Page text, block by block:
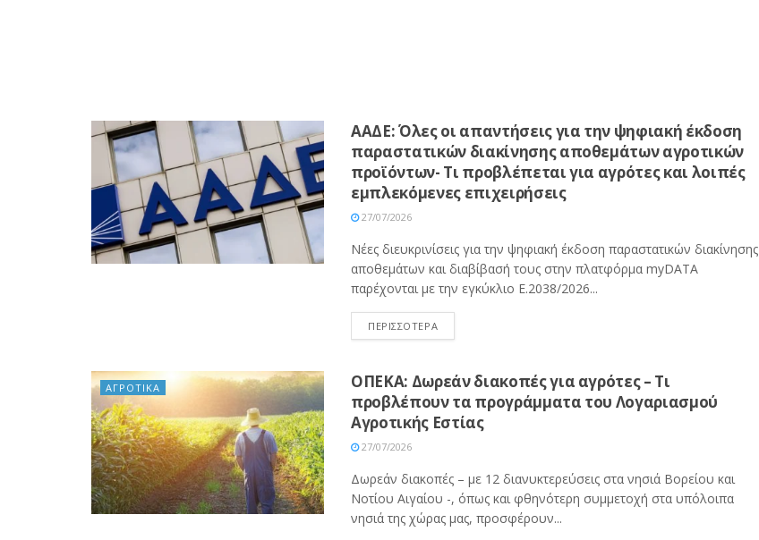
ΑΑΔΕ: Όλες οι απαντήσεις για την ψηφιακή έκδοση
παραστατικών διακίνησης αποθεμάτων αγροτικών
προϊόντων- Τι προβλέπεται για αγρότες και λοιπές
εμπλεκόμενες επιχειρήσεις
27/07/2026
Νέες διευκρινίσεις για την ψηφιακή έκδοση παραστατικών διακίνησης
αποθεμάτων και διαβίβασή τους στην πλατφόρμα myDATA
παρέχονται με την εγκύκλιο Ε.2038/2026...
ΠΕΡΙΣΣΟΤΕΡΑ
ΑΓΡΟΤΙΚΑ
ΟΠΕΚΑ: Δωρεάν διακοπές για αγρότες – Τι
προβλέπουν τα προγράμματα του Λογαριασμού
Αγροτικής Εστίας
27/07/2026
Δωρεάν διακοπές – με 12 διανυκτερεύσεις στα νησιά Βορείου και
Νοτίου Αιγαίου -, όπως και φθηνότερη συμμετοχή στα υπόλοιπα
νησιά της χώρας μας, προσφέρουν...